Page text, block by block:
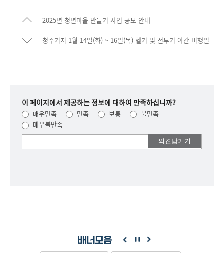
2025년 청년마을 만들기 사업 공모 안내
청주기지 1월 14일(화) ~ 16일(목) 헬기 및 전투기 야간 비행일
이 페이지에서 제공하는 정보에 대하여 만족하십니까?
매우만족 만족 보통
불만족
매우불만족
의견을
배너모음